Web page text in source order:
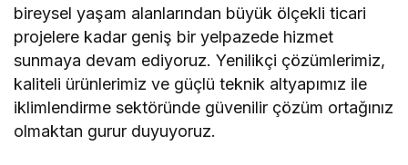
bireysel yaşam alanlarından büyük ölçekli ticari
projelere kadar geniş bir yelpazede hizmet
sunmaya devam ediyoruz. Yenilikçi çözümlerimiz,
kaliteli ürünlerimiz ve güçlü teknik altyapımız ile
iklimlendirme sektöründe güvenilir çözüm ortağınız
olmaktan gurur duyuyoruz.